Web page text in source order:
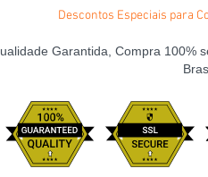
Descontos Especiais para
Garantida, Compra 100%